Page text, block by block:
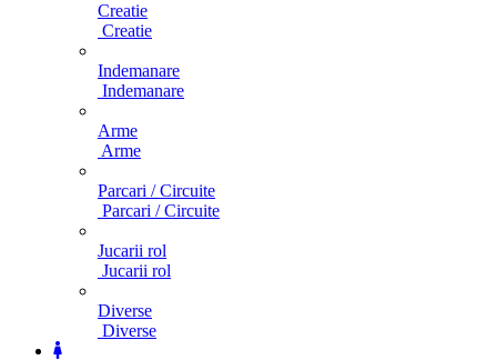
Creatie
Creatie
Indemanare
Indemanare
Arme
Arme
Parcari / Circuite
Parcari / Circuite
Jucarii rol
Jucarii rol
Diverse
Diverse